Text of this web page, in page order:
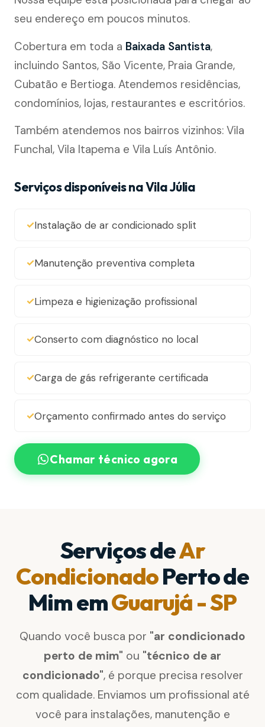
seu endereço em poucos minutos.
Cobertura em toda a Baixada Santista,
incluindo Santos, São Vicente, Praia Grande,
Cubatão e Bertioga. Atendemos residências,
condomínios, lojas, restaurantes e escritórios.
Também atendemos nos bairros vizinhos: Vila
Funchal, Vila Itapema e Vila Luís Antônio.
Serviços disponíveis na Vila Júlia
Instalação de ar condicionado split
Manutenção preventiva completa
Limpeza e higienização profissional
Conserto com diagnóstico no local
Carga de gás refrigerante certificada
Orçamento confirmado antes do serviço
Chamar técnico agora
Serviços deAr
CondicionadoPerto de
Mim emGuarujá - SP
Quando você busca por "ar condicionado
perto de mim" ou "técnico de ar
condicionado", é porque precisa resolver
com qualidade. Enviamos um profissional até
você para instalações, manutenção e